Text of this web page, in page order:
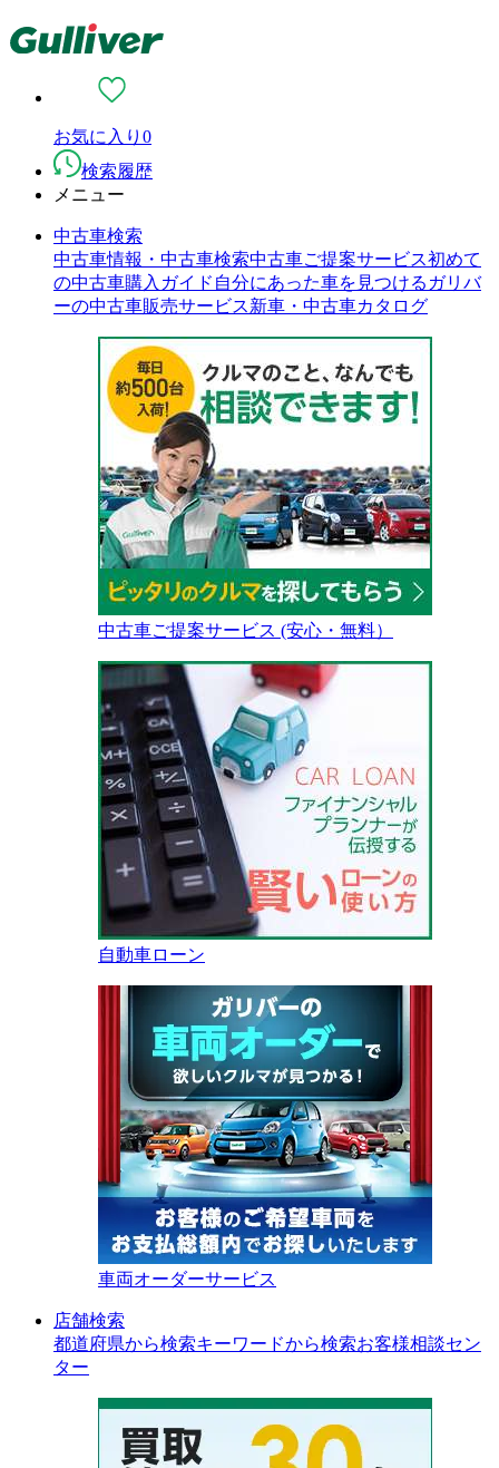
お気に入り 0
検索履歴
メニュー
中古車検索
中古車情報・中古車検索中古車ご提案サービス初めて
の中古車購入ガイド 自分にあった車を見つける ガリバ
ーの中古車販売サービス新車・中古車カタログ
中古車ご提案サービス (安心・無料）
自動車ローン
車両オーダーサービス
店舗検索
都道府県から検索キーワードから検索お客様相談セン
ター